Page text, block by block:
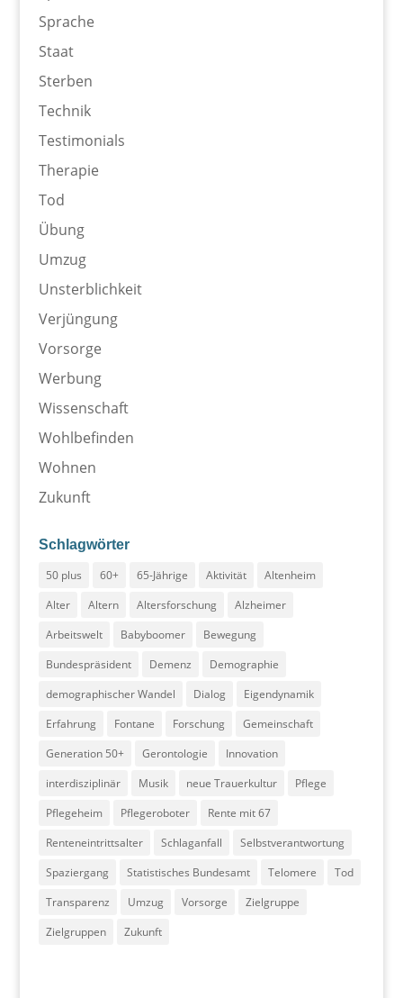
Sprache
Staat
Sterben
Technik
Testimonials
Therapie
Tod
Übung
Umzug
Unsterblichkeit
Verjüngung
Vorsorge
Werbung
Wissenschaft
Wohlbefinden
Wohnen
Zukunft
Schlagwörter
50 plus
60+ 65-Jährige Aktivität
Altenheim
Alter
Altern Altersforschung
Alzheimer
Arbeitswelt
Babyboomer
Bewegung
Bundespräsident
Demenz
Demographie
demographischer Wandel
Dialog
Eigendynamik
Erfahrung
Fontane Forschung
Gemeinschaft
Generation 50+
Gerontologie
Innovation
interdisziplinär
Musik neue Trauerkultur
Pflege
Pflegeheim
Pflegeroboter
Rente mit 67
Renteneintrittsalter
Schlaganfall
Selbstverantwortung
Spaziergang
Statistisches Bundesamt Telomere
Tod
Transparenz
Umzug Vorsorge
Zielgruppe
Zielgruppen
Zukunft